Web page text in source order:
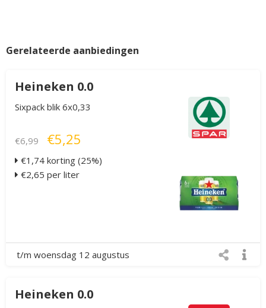
Gerelateerde aanbiedingen
Heineken 0.0
Sixpack blik 6x0,33
€6,99 €5,25
€1,74 korting (25%)
€2,65 per liter
t/m woensdag 12 augustus
Heineken 0.0